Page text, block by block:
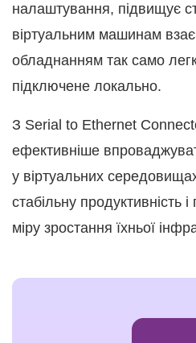
налаштування, підвищує
віртуальним машинам
обладнанням так само
підключене локально.
З Serial to Ethernet
ефективніше
у віртуальних
стабільну продуктивність
міру зростання їхньої